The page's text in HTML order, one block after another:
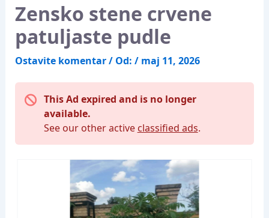
Zensko stene crvene
patuljaste pudle
Ostavite komentar/ Od: / maj 11, 2026
This Ad expired and is no longer
available.
See our other active classified ads.